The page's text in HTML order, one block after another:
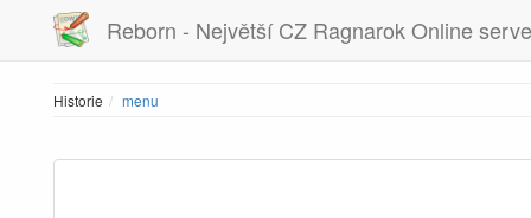
Reborn - Největší CZ Ragnarok Online
Historie menu